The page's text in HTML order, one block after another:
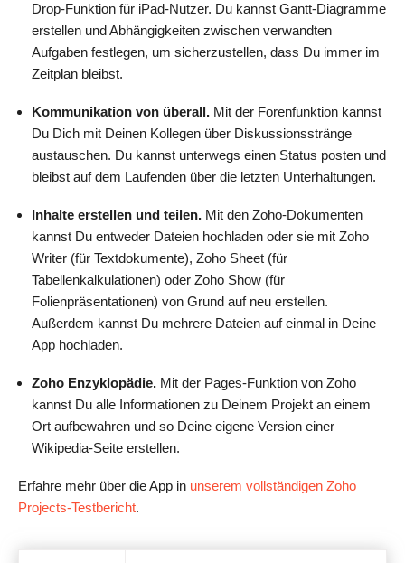
Drop-Funktion für iPad-Nutzer. Du kannst Gantt-Diagramme
erstellen und Abhängigkeiten zwischen verwandten
Aufgaben festlegen, um sicherzustellen, dass Du immer im
Zeitplan bleibst.
Kommunikation von überall. Mit der Forenfunktion kannst
Du Dich mit Deinen Kollegen über Diskussionsstränge
austauschen. Du kannst unterwegs einen Status posten und
bleibst auf dem Laufenden über die letzten Unterhaltungen.
Inhalte erstellen und teilen. Mit den Zoho-Dokumenten
kannst Du entweder Dateien hochladen oder sie mit Zoho
Writer (für Textdokumente), Zoho Sheet (für
Tabellenkalkulationen) oder Zoho Show (für
Folienpräsentationen) von Grund auf neu erstellen.
Außerdem kannst Du mehrere Dateien auf einmal in Deine
App hochladen.
Zoho Enzyklopädie. Mit der Pages-Funktion von Zoho
kannst Du alle Informationen zu Deinem Projekt an einem
Ort aufbewahren und so Deine eigene Version einer
Wikipedia-Seite erstellen.
Erfahre mehr über die App in unserem vollständigen Zoho
Projects-Testbericht.